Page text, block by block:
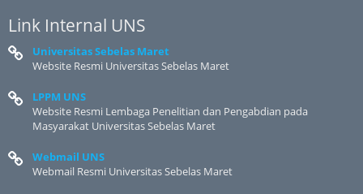
Link Internal UNS
Universitas Sebelas Maret
Website Resmi Universitas Sebelas Maret
LPPM UNS
Website Resmi Lembaga Penelitian dan Pengabdian pada
Masyarakat Universitas Sebelas Maret
Webmail UNS
Webmail Resmi Universitas Sebelas Maret